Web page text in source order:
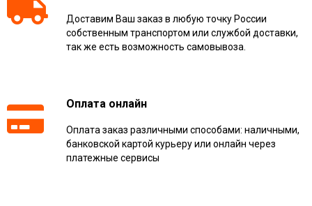
Доставим Ваш заказ в любую точку России
собственным транспортом или службой доставки,
так же есть возможность самовывоза.
Оплата онлайн
Оплата заказ различными способами: наличными,
банковской картой курьеру или онлайн через
платежные сервисы